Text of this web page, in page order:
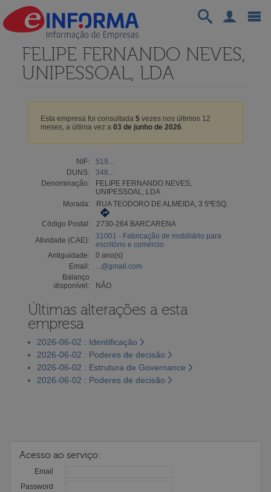
FELIPE FERNANDO NEVES,
UNIPESSOAL, LDA
Esta empresa foi consultada 5vezes nos últimos 12
meses, a última vez a 03 de junho de 2026.
NIF:
519...
DUNS:
348...
Denominação:
FELIPE FERNANDO NEVES,
UNIPESSOAL, LDA
Morada:
RUA TEODORO DE ALMEIDA, 3 5ºESQ.
Código Postal:
2730-264 BARCARENA
Atividade (CAE):
31001 - Fabricação de mobiliário para
escritório e comércio
Antiguidade:
0 ano(s)
Email:
...@gmail.com
Balanço
disponível:
NÃO
Últimas alterações a esta
empresa
2026-06-02 : Identificação
2026-06-02 : Poderes de decisão
2026-06-02 : Estrutura de Governance
2026-06-02 : Poderes de decisão
Acesso ao serviço:
Email
Password